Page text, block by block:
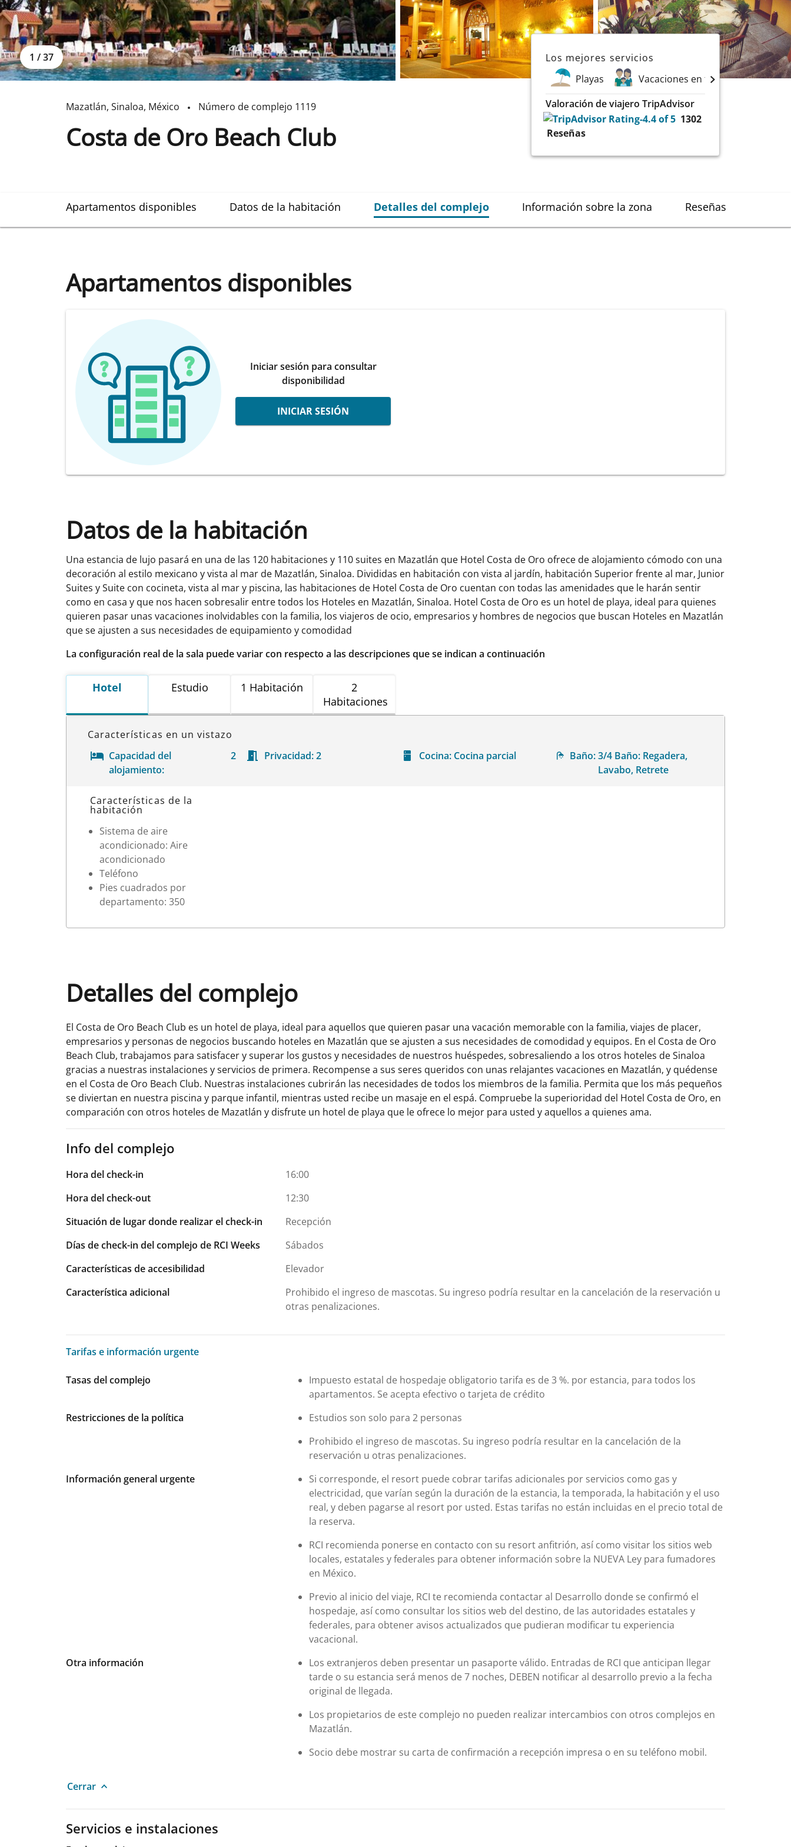
1 / 37
Mazatlán, Sinaloa, México Número de complejo 1119
Costa de Oro Beach Club
Los mejores servicios
Playas
Vacaciones en familia
Valoración de viajero TripAdvisor
1302
Reseñas
Apartamentos disponibles Datos de la habitación Detalles del complejo Información sobre la zona Reseñas
Apartamentos disponibles
Iniciar sesión para consultar
disponibilidad
INICIAR SESIÓN
Datos de la habitación
Una estancia de lujo pasará en una de las 120 habitaciones y 110 suites en Mazatlán que Hotel Costa de Oro ofrece de alojamiento cómodo con una
decoración al estilo mexicano y vista al mar de Mazatlán, Sinaloa. Divididas en habitación con vista al jardín, habitación Superior frente al mar, Junior
Suites y Suite con cocineta, vista al mar y piscina, las habitaciones de Hotel Costa de Oro cuentan con todas las amenidades que le harán sentir
como en casa y que nos hacen sobresalir entre todos los Hoteles en Mazatlán, Sinaloa. Hotel Costa de Oro es un hotel de playa, ideal para quienes
quieren pasar unas vacaciones inolvidables con la familia, los viajeros de ocio, empresarios y hombres de negocios que buscan Hoteles en Mazatlán
que se ajusten a sus necesidades de equipamiento y comodidad
La configuración real de la sala puede variar con respecto a las descripciones que se indican a continuación
Hotel Estudio 1 Habitación
2
Habitaciones
Características en un vistazo
Capacidad del
alojamiento:
2 Privacidad: 2 Cocina: Cocina parcial Baño:3/4 Baño: Regadera,
Lavabo, Retrete
Datos de la habitación
Características de la
habitación
Sistema de aire
acondicionado: Aire
acondicionado
Teléfono
Pies cuadrados por
departamento: 350
Detalles del complejo
El Costa de Oro Beach Club es un hotel de playa, ideal para aquellos que quieren pasar una vacación memorable con la familia, viajes de placer,
empresarios y personas de negocios buscando hoteles en Mazatlán que se ajusten a sus necesidades de comodidad y equipos. En el Costa de Oro
Beach Club, trabajamos para satisfacer y superar los gustos y necesidades de nuestros huéspedes, sobresaliendo a los otros hoteles de Sinaloa
gracias a nuestras instalaciones y servicios de primera. Recompense a sus seres queridos con unas relajantes vacaciones en Mazatlán, y quédense
en el Costa de Oro Beach Club. Nuestras instalaciones cubrirán las necesidades de todos los miembros de la familia. Permita que los más pequeños
se diviertan en nuestra piscina y parque infantil, mientras usted recibe un masaje en el espá. Compruebe la superioridad del Hotel Costa de Oro, en
comparación con otros hoteles de Mazatlán y disfrute un hotel de playa que le ofrece lo mejor para usted y aquellos a quienes ama.
Info del complejo
Hora del check-in
16:00
Hora del check-out
12:30
Situación de lugar donde realizar el check-in
Recepción
Días de check-in del complejo de RCI Weeks
Sábados
Características de accesibilidad
Elevador
Característica adicional
Prohibido el ingreso de mascotas. Su ingreso podría resultar en la cancelación de la reservación u
otras penalizaciones.
Tarifas e información urgente
Tarifas e información urgente
Tasas del complejo
Impuesto estatal de hospedaje obligatorio tarifa es de 3 %. por estancia, para todos los
apartamentos. Se acepta efectivo o tarjeta de crédito
Restricciones de la política
Estudios son solo para 2 personas
Prohibido el ingreso de mascotas. Su ingreso podría resultar en la cancelación de la
reservación u otras penalizaciones.
Información general urgente
Si corresponde, el resort puede cobrar tarifas adicionales por servicios como gas y
electricidad, que varían según la duración de la estancia, la temporada, la habitación y el uso
real, y deben pagarse al resort por usted. Estas tarifas no están incluidas en el precio total de
la reserva.
RCI recomienda ponerse en contacto con su resort anfitrión, así como visitar los sitios web
locales, estatales y federales para obtener información sobre la NUEVA Ley para fumadores
en México.
Previo al inicio del viaje, RCI te recomienda contactar al Desarrollo donde se confirmó el
hospedaje, así como consultar los sitios web del destino, de las autoridades estatales y
federales, para obtener avisos actualizados que pudieran modificar tu experiencia
vacacional.
Otra información
Los extranjeros deben presentar un pasaporte válido. Entradas de RCI que anticipan llegar
tarde o su estancia será menos de 7 noches, DEBEN notificar al desarrollo previo a la fecha
original de llegada.
Los propietarios de este complejo no pueden realizar intercambios con otros complejos en
Mazatlán.
Socio debe mostrar su carta de confirmación a recepción impresa o en su teléfono mobil.
Cerrar
Servicios e instalaciones